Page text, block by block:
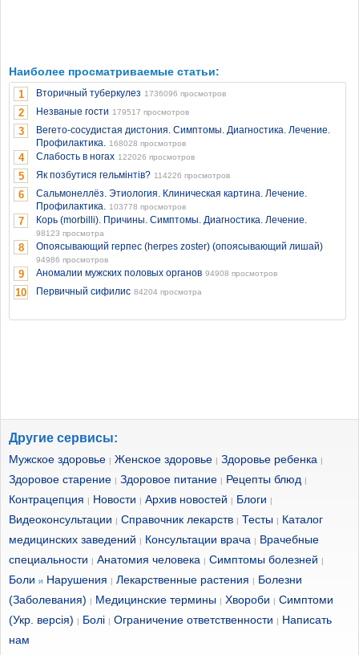
Наиболее просматриваемые статьи:
1 Вторичный туберкулез 1736096 просмотров
2 Незваные гости 179517 просмотров
3
Вегето-сосудистая дистония. Симптомы. Диагностика. Лечение.
Профилактика. 168028 просмотров
4 Слабость в ногах 122026 просмотров
5 Як позбутися гельмінтів? 114226 просмотров
6
Сальмонеллёз. Этиология. Клиническая картина. Лечение.
Профилактика. 103778 просмотров
7 Корь (morbilli). Причины. Симптомы. Диагностика. Лечение.
98123 просмотра
8 Опоясывающий герпес (herpes zoster) (опоясывающий лишай)
94986 просмотров
9 Аномалии мужских половых органов 94908 просмотров
10 Первичный сифилис 84204 просмотра
Другие сервисы:
Мужское здоровье | Женское здоровье | Здоровье ребенка |
Здоровое старение | Здоровое питание | Рецепты блюд |
Контрацепция | Новости | Архив новостей | Блоги |
Видеоконсультации | Справочник лекарств | Тесты | Каталог
медицинских заведений | Консультации врача | Врачебные
специальности | Анатомия человека | Симптомы болезней |
Боли и Нарушения | Лекарственные растения | Болезни
(Заболевания) | Медицинские термины | Хвороби | Симптоми
(Укр. версія) | Болі | Ограничение ответственности | Написать
нам